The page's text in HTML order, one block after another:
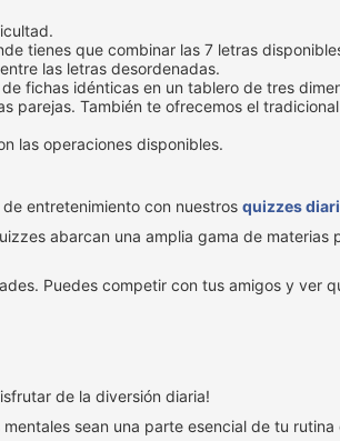
tienes que combinar las 7 letras
las letras desordenadas.
fichas idénticas en un tablero de tres
parejas. También te ofrecemos el tradicional
las operaciones disponibles.
entretenimiento con nuestros quizzes
abarcan una amplia gama de materias
Puedes competir con tus amigos y ver
de la diversión diaria!
mentales sean una parte esencial de tu rutina